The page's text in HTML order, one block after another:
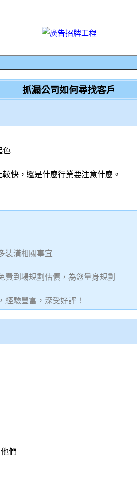
抓漏公司如何尋找客戶
色
快，還是什麼行業要注意什麼。
裝潢相關事宜
費到場規劃估價，為您量身規劃
經驗豐富，深受好評！
們